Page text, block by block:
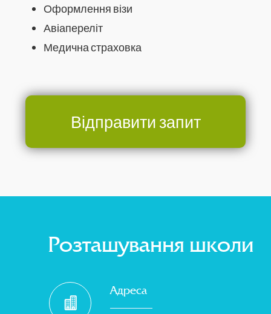
Оформлення візи
Авіапереліт
Медична страховка
Відправити запит
Розташування школи
Адреса